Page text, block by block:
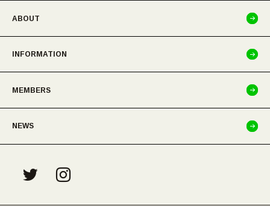
ABOUT
INFORMATION
MEMBERS
NEWS